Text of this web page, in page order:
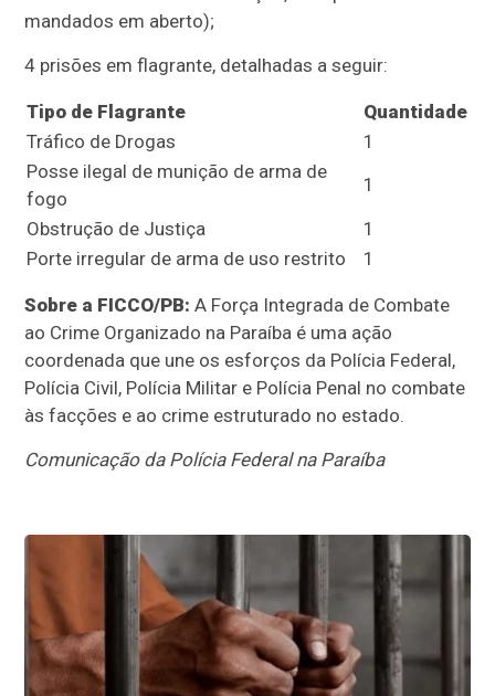
mandados em aberto);
4 prisões em flagrante, detalhadas a seguir:
Tipo de Flagrante
Quantidade
Tráfico de Drogas
1
Posse ilegal de munição de arma de
fogo
1
Obstrução de Justiça
1
Porte irregular de arma de uso restrito
1
Sobre a FICCO/PB: A Força Integrada de Combate
ao Crime Organizado na Paraíba é uma ação
coordenada que une os esforços da Polícia Federal,
Polícia Civil, Polícia Militar e Polícia Penal no combate
às facções e ao crime estruturado no estado.
Comunicação da Polícia Federal na Paraíba